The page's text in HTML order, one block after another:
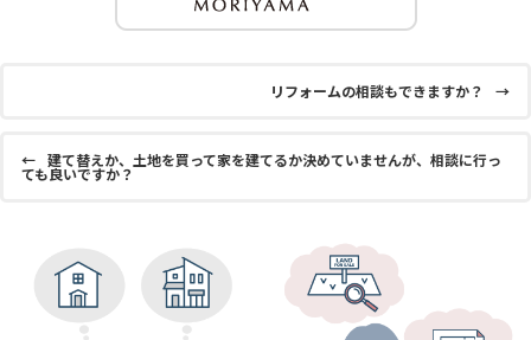
リフォームの相談もできますか？ →
← 建て替えか、土地を買って家を建てるか決めていませんが、相談に行っ
ても良いですか？